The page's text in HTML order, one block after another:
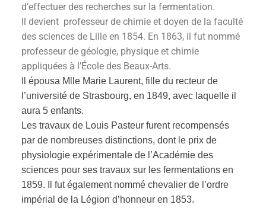
d’effectuer des recherches sur la fermentation.
Il devient professeur de chimie et doyen de la faculté
des sciences de Lille en 1854. En 1863, il fut nommé
professeur de géologie, physique et chimie
appliquées à l’École des Beaux-Arts.
Il épousa Mlle Marie Laurent, fille du recteur de
l’université de Strasbourg, en 1849, avec laquelle il
aura 5 enfants.
Les travaux de Louis Pasteur furent recompensés
par de nombreuses distinctions, dont le prix de
physiologie expérimentale de l’Académie des
sciences pour ses travaux sur les fermentations en
1859. Il fut également nommé chevalier de l’ordre
impérial de la Légion d’honneur en 1853.